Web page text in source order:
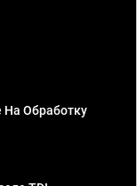
На Обработку